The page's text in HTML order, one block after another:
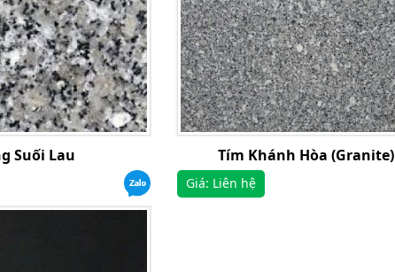
Suối Lau Tím Khánh Hòa (Granite)
Giá: Liên hệ